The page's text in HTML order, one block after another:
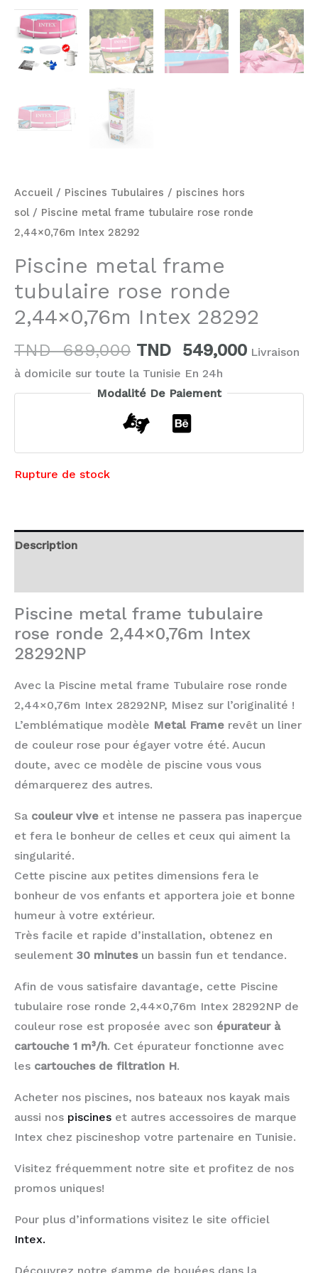
Accueil / Piscines Tubulaires / piscines hors
sol / Piscine metal frame tubulaire rose ronde
2,44×0,76m Intex 28292
Piscine metal frame
tubulaire rose ronde
2,44×0,76m Intex 28292
TND689,000 TND 549,000 Livraison
à domicile sur toute la Tunisie En 24h
Modalité De Paiement
Rupture de stock
Description
Piscine metal frame tubulaire
rose ronde 2,44×0,76m Intex
28292NP
Avec la Piscine metal frame Tubulaire rose ronde
2,44×0,76m Intex 28292NP, Misez sur l’originalité !
L’emblématique modèle Metal Frame revêt un liner
de couleur rose pour égayer votre été. Aucun
doute, avec ce modèle de piscine vous vous
démarquerez des autres.
Sa couleur vive et intense ne passera pas inaperçue
et fera le bonheur de celles et ceux qui aiment la
singularité.
Cette piscine aux petites dimensions fera le
bonheur de vos enfants et apportera joie et bonne
humeur à votre extérieur.
Très facile et rapide d’installation, obtenez en
seulement 30 minutesun bassin fun et tendance.
Afin de vous satisfaire davantage, cette Piscine
tubulaire rose ronde 2,44×0,76m Intex 28292NP de
couleur rose est proposée avec son épurateur à
cartouche 1 m³/h. Cet épurateur fonctionne avec
les cartouches de filtration H.
Acheter nos piscines, nos bateaux nos kayak mais
aussi nos piscines et autres accessoires de marque
Intex chez piscineshop votre partenaire en Tunisie.
Visitez fréquemment notre site et profitez de nos
promos uniques!
Pour plus d’informations visitez le site officiel
Intex.
Découvrez notre gamme de bouées dans la